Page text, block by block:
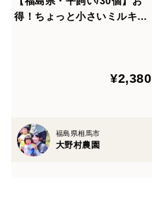
得！ちょっと小さいミルキー
¥2,380
福島県相馬市
大野村農園